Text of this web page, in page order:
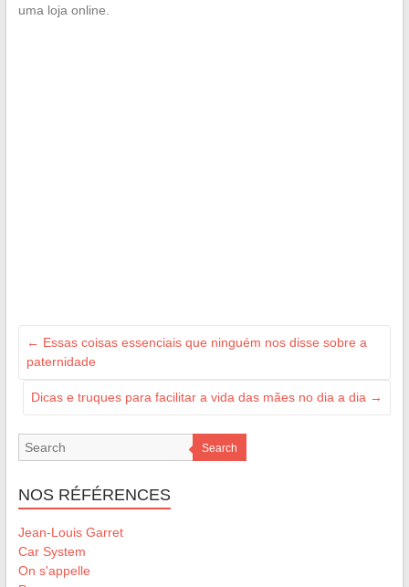
uma loja online.
← Essas coisas essenciais que ninguém nos disse sobre a
paternidade
Dicas e truques para facilitar a vida das mães no dia a dia →
Search
NOS RÉFÉRENCES
Jean-Louis Garret
Car System
On s'appelle